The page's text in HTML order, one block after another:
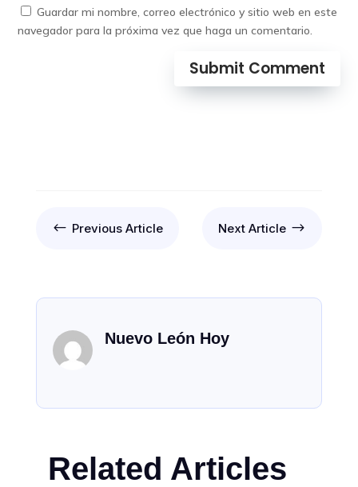
Guardar mi nombre, correo electrónico y sitio web en este
navegador para la próxima vez que haga un comentario.
Submit Comment
# Previous Article Next Article $
Nuevo León Hoy
Related Articles